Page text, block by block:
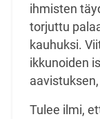
ihmisten
torjuttu
kauhuksi.
ikkunoiden
Tulee ilmi,